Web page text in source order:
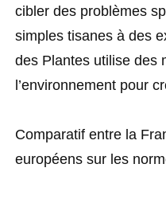
cibler des problèmes
simples tisanes à des
des Plantes utilise des
l’environnement pour
Comparatif entre la
européens sur les